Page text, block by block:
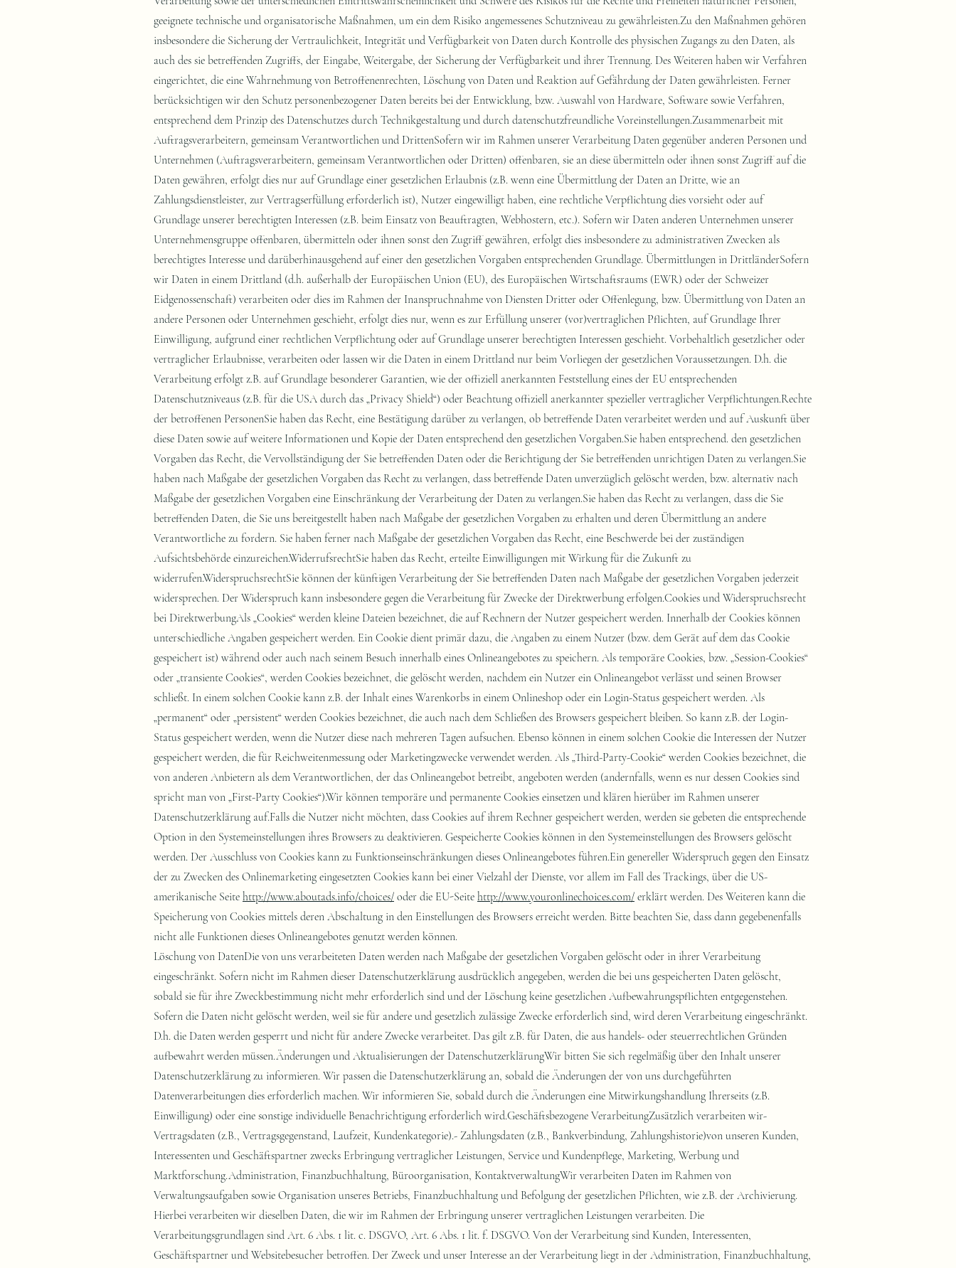
http://www.aboutads.info/choices/ oder die EU-Seite http://www.youronlinechoices.com/ erklärt werden. Des Weiteren kann die
Speicherung von Cookies mittels deren Abschaltung in den Einstellungen des Browsers erreicht werden. Bitte beachten Sie, dass dann gegebenenfalls
nicht alle Funktionen dieses Onlineangebotes genutzt werden können.
Löschung von DatenDie von uns verarbeiteten Daten werden nach Maßgabe der gesetzlichen Vorgaben gelöscht oder in ihrer Verarbeitung
eingeschränkt. Sofern nicht im Rahmen dieser Datenschutzerklärung ausdrücklich angegeben, werden die bei uns gespeicherten Daten gelöscht,
sobald sie für ihre Zweckbestimmung nicht mehr erforderlich sind und der Löschung keine gesetzlichen Aufbewahrungspflichten entgegenstehen.
Sofern die Daten nicht gelöscht werden, weil sie für andere und gesetzlich zulässige Zwecke erforderlich sind, wird deren Verarbeitung eingeschränkt.
D.h. die Daten werden gesperrt und nicht für andere Zwecke verarbeitet. Das gilt z.B. für Daten, die aus handels- oder steuerrechtlichen Gründen
aufbewahrt werden müssen.Änderungen und Aktualisierungen der DatenschutzerklärungWir bitten Sie sich regelmäßig über den Inhalt unserer
Datenschutzerklärung zu informieren. Wir passen die Datenschutzerklärung an, sobald die Änderungen der von uns durchgeführten
Datenverarbeitungen dies erforderlich machen. Wir informieren Sie, sobald durch die Änderungen eine Mitwirkungshandlung Ihrerseits (z.B.
Einwilligung) oder eine sonstige individuelle Benachrichtigung erforderlich wird.Geschäftsbezogene VerarbeitungZusätzlich verarbeiten wir-
Vertragsdaten (z.B., Vertragsgegenstand, Laufzeit, Kundenkategorie).- Zahlungsdaten (z.B., Bankverbindung, Zahlungshistorie)von unseren Kunden,
Interessenten und Geschäftspartner zwecks Erbringung vertraglicher Leistungen, Service und Kundenpflege, Marketing, Werbung und
Marktforschung.Administration, Finanzbuchhaltung, Büroorganisation, KontaktverwaltungWir verarbeiten Daten im Rahmen von
Verwaltungsaufgaben sowie Organisation unseres Betriebs, Finanzbuchhaltung und Befolgung der gesetzlichen Pflichten, wie z.B. der Archivierung.
Hierbei verarbeiten wir dieselben Daten, die wir im Rahmen der Erbringung unserer vertraglichen Leistungen verarbeiten. Die
Verarbeitungsgrundlagen sind Art. 6 Abs. 1 lit. c. DSGVO, Art. 6 Abs. 1 lit. f. DSGVO. Von der Verarbeitung sind Kunden, Interessenten,
Geschäftspartner und Websitebesucher betroffen. Der Zweck und unser Interesse an der Verarbeitung liegt in der Administration, Finanzbuchhaltung,